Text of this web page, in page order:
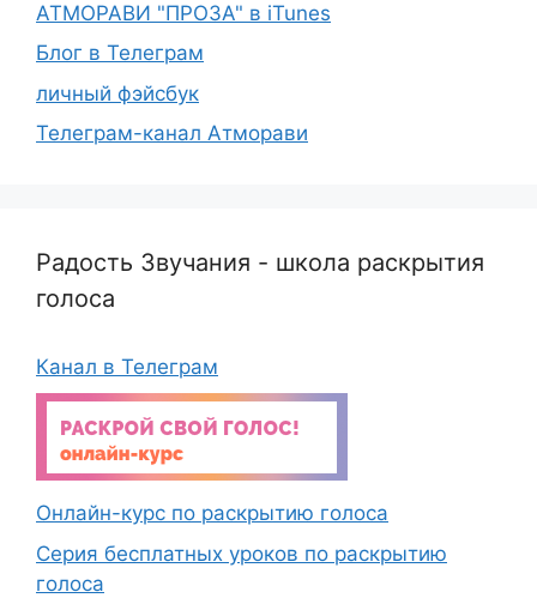
АТМОРАВИ "ПРОЗА" в iTunes
Блог в Телеграм
личный фэйсбук
Телеграм-канал Атморави
Радость Звучания - школа раскрытия
голоса
Канал в Телеграм
Онлайн-курс по раскрытию голоса
Серия бесплатных уроков по раскрытию
голоса